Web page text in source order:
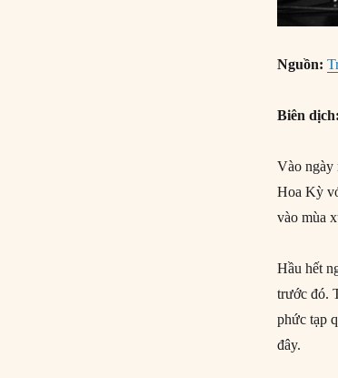
Nguồn:
Biên dịch:
Vào ngày
Hoa Kỳ
vào mùa
Hầu hết
trước đó.
phức tạp
đây.